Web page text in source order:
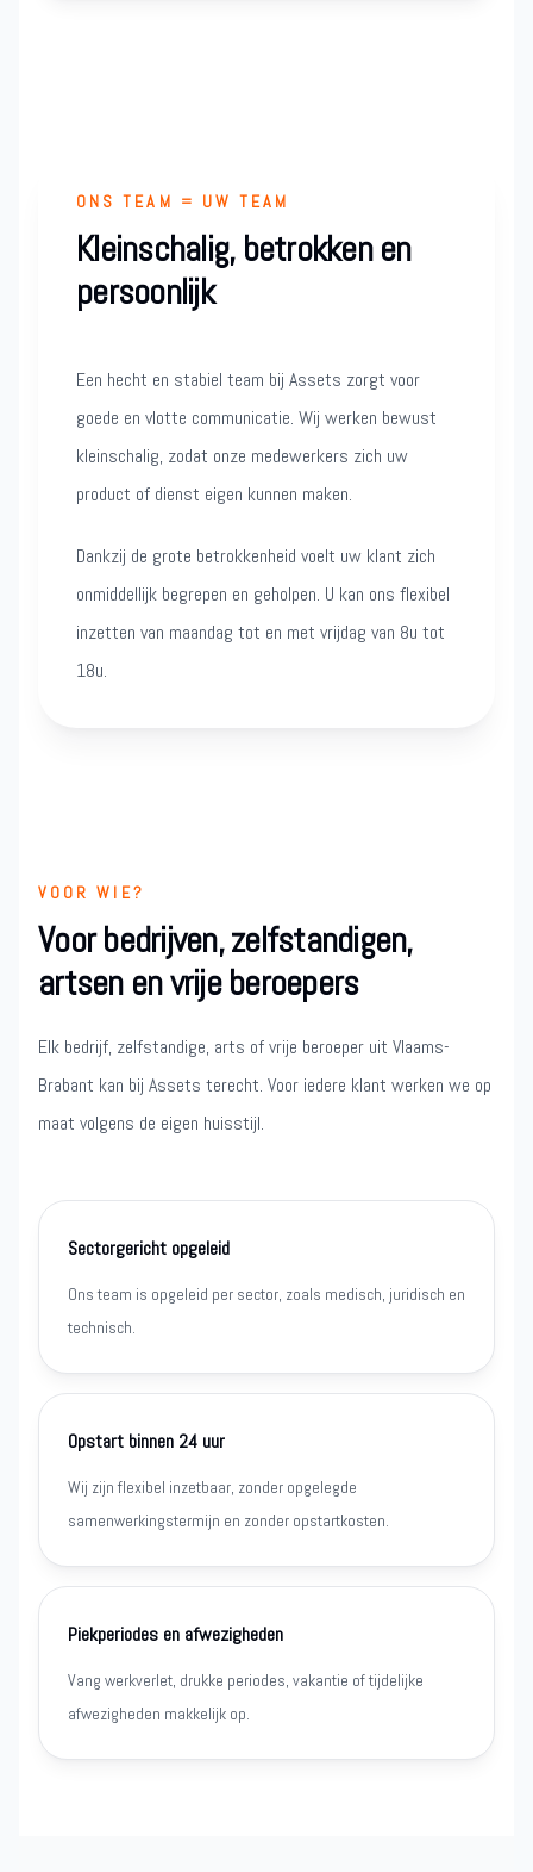
ONS TEAM = UW TEAM
Kleinschalig, betrokken en
persoonlijk
Een hecht en stabiel team bij Assets zorgt voor
goede en vlotte communicatie. Wij werken bewust
kleinschalig, zodat onze medewerkers zich uw
product of dienst eigen kunnen maken.
Dankzij de grote betrokkenheid voelt uw klant zich
onmiddellijk begrepen en geholpen. U kan ons flexibel
inzetten van maandag tot en met vrijdag van 8u tot
18u.
VOOR WIE?
Voor bedrijven, zelfstandigen,
artsen en vrije beroepers
Elk bedrijf, zelfstandige, arts of vrije beroeper uit Vlaams-
Brabant kan bij Assets terecht. Voor iedere klant werken we op
maat volgens de eigen huisstijl.
Sectorgericht opgeleid
Ons team is opgeleid per sector, zoals medisch, juridisch en
technisch.
Opstart binnen 24 uur
Wij zijn flexibel inzetbaar, zonder opgelegde
samenwerkingstermijn en zonder opstartkosten.
Piekperiodes en afwezigheden
Vang werkverlet, drukke periodes, vakantie of tijdelijke
afwezigheden makkelijk op.